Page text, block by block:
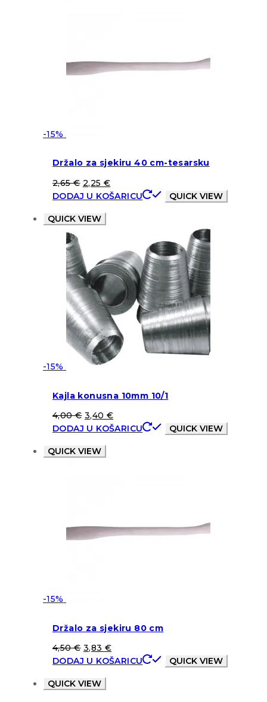
-15%
Držalo za sjekiru 40 cm-tesarsku
2,65€ 2,25 €
DODAJ U KOŠARICU
QUICK VIEW
QUICK VIEW
-15%
Kajla konusna 10mm 10/1
4,00€ 3,40 €
DODAJ U KOŠARICU
QUICK VIEW
QUICK VIEW
-15%
Držalo za sjekiru 80 cm
4,50€ 3,83 €
DODAJ U KOŠARICU
QUICK VIEW
QUICK VIEW